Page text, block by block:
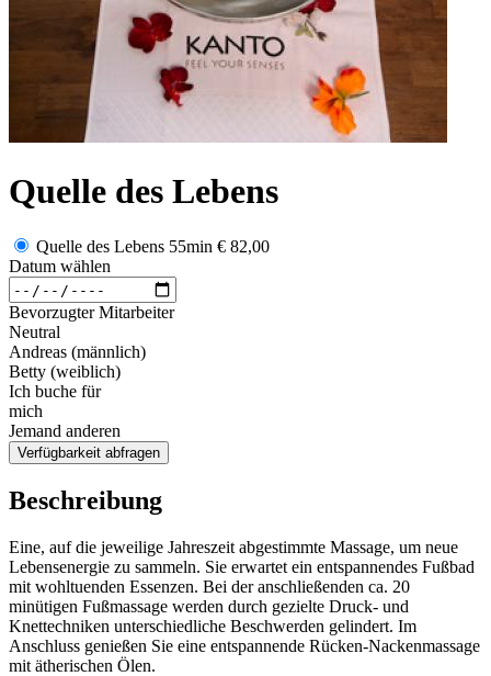
Quelle des Lebens
Quelle des Lebens 55min € 82,00
Datum wählen
Bevorzugter Mitarbeiter
Neutral
Andreas (männlich)
Betty (weiblich)
Ich buche für
mich
Jemand anderen
Verfügbarkeit abfragen
Beschreibung
Eine, auf die jeweilige Jahreszeit abgestimmte Massage, um neue
Lebensenergie zu sammeln. Sie erwartet ein entspannendes Fußbad
mit wohltuenden Essenzen. Bei der anschließenden ca. 20
minütigen Fußmassage werden durch gezielte Druck- und
Knettechniken unterschiedliche Beschwerden gelindert. Im
Anschluss genießen Sie eine entspannende Rücken-Nackenmassage
mit ätherischen Ölen.